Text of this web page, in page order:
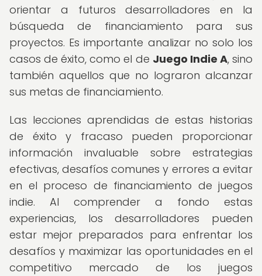
orientar a futuros desarrolladores en la
búsqueda de financiamiento para sus
proyectos. Es importante analizar no solo los
casos de éxito, como el de Juego Indie A, sino
también aquellos que no lograron alcanzar
sus metas de financiamiento.
Las lecciones aprendidas de estas historias
de éxito y fracaso pueden proporcionar
información invaluable sobre estrategias
efectivas, desafíos comunes y errores a evitar
en el proceso de financiamiento de juegos
indie. Al comprender a fondo estas
experiencias, los desarrolladores pueden
estar mejor preparados para enfrentar los
desafíos y maximizar las oportunidades en el
competitivo mercado de los juegos